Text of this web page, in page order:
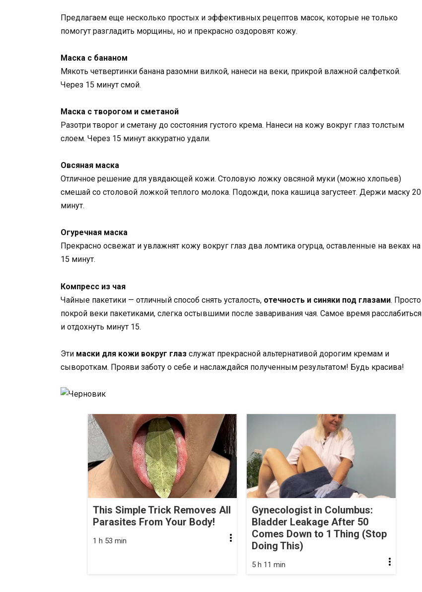
Предлагаем еще несколько простых и эффективных рецептов масок, которые не только
помогут разгладить морщины, но и прекрасно оздоровят кожу.
Маска с бананом
Мякоть четвертинки банана разомни вилкой, нанеси на веки, прикрой влажной салфеткой.
Через 15 минут смой.
Маска с творогом и сметаной
Разотри творог и сметану до состояния густого крема. Нанеси на кожу вокруг глаз толстым
слоем. Через 15 минут аккуратно удали.
Овсяная маска
Отличное решение для увядающей кожи. Столовую ложку овсяной муки (можно хлопьев)
смешай со столовой ложкой теплого молока. Подожди, пока кашица загустеет. Держи маску 20
минут.
Огуречная маска
Прекрасно освежат и увлажнят кожу вокруг глаз два ломтика огурца, оставленные на веках на
15 минут.
Компресс из чая
Чайные пакетики — отличный способ снять усталость, отечность и синяки под глазами. Просто
покрой веки пакетиками, слегка остывшими после заваривания чая. Самое время расслабиться
и отдохнуть минут 15.
Эти маски для кожи вокруг глаз служат прекрасной альтернативой дорогим кремам и
сывороткам. Прояви заботу о себе и наслаждайся полученным результатом! Будь красива!
This Simple Trick Removes All
Parasites From Your Body!
1 h 53 min
Gynecologist in Columbus:
Bladder Leakage After 50
Comes Down to 1 Thing (Stop
Doing This)
5 h 11 min